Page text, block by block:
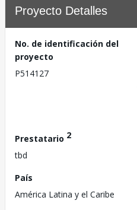
Proyecto Detalles
No. de identificación del
proyecto
P514127
Prestatario 2
tbd
País
América Latina y el Caribe